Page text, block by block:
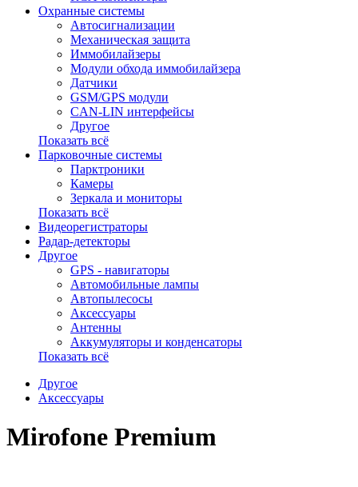
Охранные системы
Автосигнализации
Механическая защита
Иммобилайзеры
Модули обхода иммобилайзера
Датчики
GSM/GPS модули
CAN-LIN интерфейсы
Другое
Показать всё
Парковочные системы
Парктроники
Камеры
Зеркала и мониторы
Показать всё
Видеорегистраторы
Радар-детекторы
Другое
GPS - навигаторы
Автомобильные лампы
Автопылесосы
Аксессуары
Антенны
Аккумуляторы и конденсаторы
Показать всё
Другое
Аксессуары
Mirofone Premium